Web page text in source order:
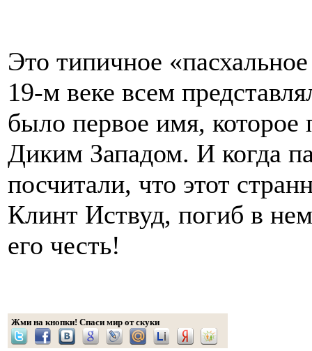
Это типичное
19-м веке всем
было первое имя, которое
Диким Западом. И когда
посчитали, что этот
Клинт Иствуд, погиб в
его честь!
Жми на кнопки! Спаси мир от скуки